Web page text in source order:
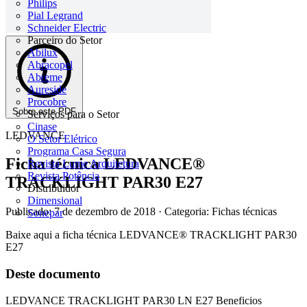
Philips
Pial Legrand
Schneider Electric
Parceiro do Setor
Abilux
Abracopel
Abreme
Aureside
Procobre
Serviços para o Setor
Cinase
O Setor Elétrico
Programa Casa Segura
Revista Lume Arquitetura
Revista Potência
Distribuidor
Dimensional
Sonepar
Sobre este PDF
LEDVANCE
Ficha técnica LEDVANCE®
TRACKLIGHT PAR30 E27
Publicado: 7 de dezembro de 2018 · Categoria: Fichas técnicas
Baixe aqui a ficha técnica LEDVANCE® TRACKLIGHT PAR30
E27
Deste documento
LEDVANCE TRACKLIGHT PAR30 LN E27 Beneficios